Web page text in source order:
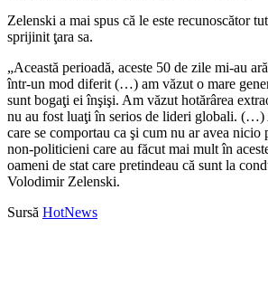
Zelenski a mai spus că le este recunoscător
sprijinit ţara sa.
„Această perioadă, aceste 50 de zile mi-au
într-un mod diferit (…) am văzut o mare
sunt bogaţi ei înşişi. Am văzut hotărârea
nu au fost luaţi în serios de lideri globali.
care se comportau ca şi cum nu ar avea nicio
non-politicieni care au făcut mai mult în
oameni de stat care pretindeau că sunt la
Volodimir Zelenski.
Sursă HotNews